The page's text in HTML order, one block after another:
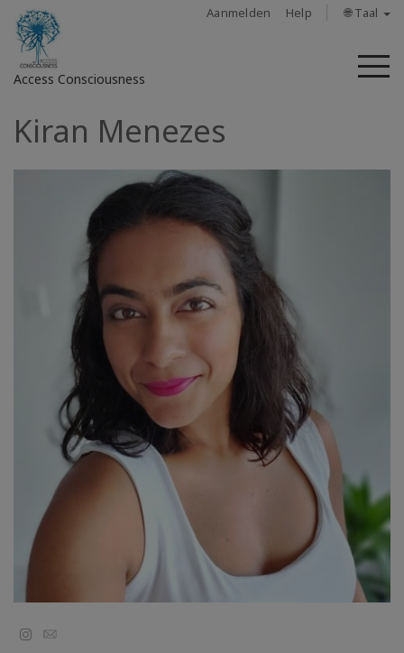
Aanmelden Help 🌐 Taal
Access Consciousness
Meld
aan
account
Regions
Cursussen
Facilitators
Shop
Nieuws
Kiran Menezes
Email